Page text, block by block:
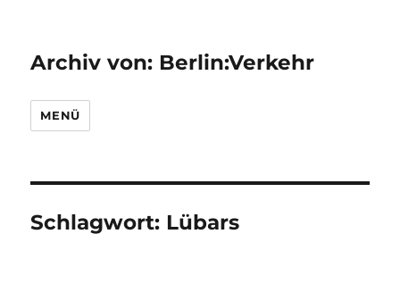
Archiv von: Berlin:Verkehr
MENÜ
Schlagwort: Lübars